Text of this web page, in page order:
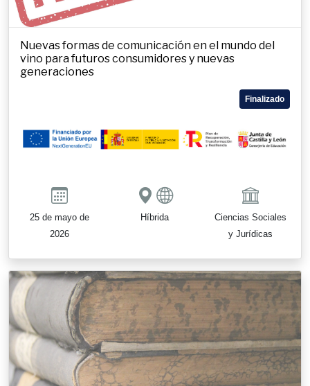
Nuevas formas de comunicación en el mundo del
vino para futuros consumidores y nuevas
generaciones
Finalizado
25 de mayo de
2026
Híbrida
Ciencias Sociales
y Jurídicas